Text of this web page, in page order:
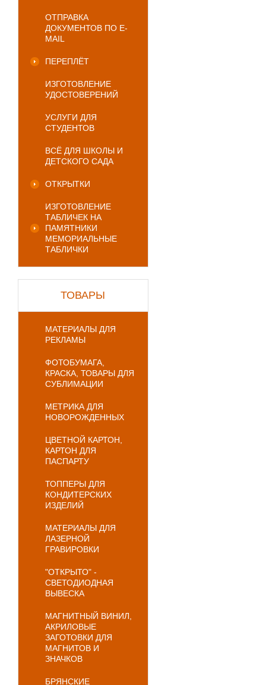
ОТПРАВКА
ДОКУМЕНТОВ ПО E-
MAIL
ПЕРЕПЛЁТ
ИЗГОТОВЛЕНИЕ
УДОСТОВЕРЕНИЙ
УСЛУГИ ДЛЯ
СТУДЕНТОВ
ВСЁ ДЛЯ ШКОЛЫ И
ДЕТСКОГО САДА
ОТКРЫТКИ
ИЗГОТОВЛЕНИЕ
ТАБЛИЧЕК НА
ПАМЯТНИКИ
МЕМОРИАЛЬНЫЕ
ТАБЛИЧКИ
ТОВАРЫ
МАТЕРИАЛЫ ДЛЯ
РЕКЛАМЫ
ФОТОБУМАГА,
КРАСКА, ТОВАРЫ ДЛЯ
СУБЛИМАЦИИ
МЕТРИКА ДЛЯ
НОВОРОЖДЕННЫХ
ЦВЕТНОЙ КАРТОН,
КАРТОН ДЛЯ
ПАСПАРТУ
ТОППЕРЫ ДЛЯ
КОНДИТЕРСКИХ
ИЗДЕЛИЙ
МАТЕРИАЛЫ ДЛЯ
ЛАЗЕРНОЙ
ГРАВИРОВКИ
"ОТКРЫТО" -
СВЕТОДИОДНАЯ
ВЫВЕСКА
МАГНИТНЫЙ ВИНИЛ,
АКРИЛОВЫЕ
ЗАГОТОВКИ ДЛЯ
МАГНИТОВ И
ЗНАЧКОВ
БРЯНСКИЕ